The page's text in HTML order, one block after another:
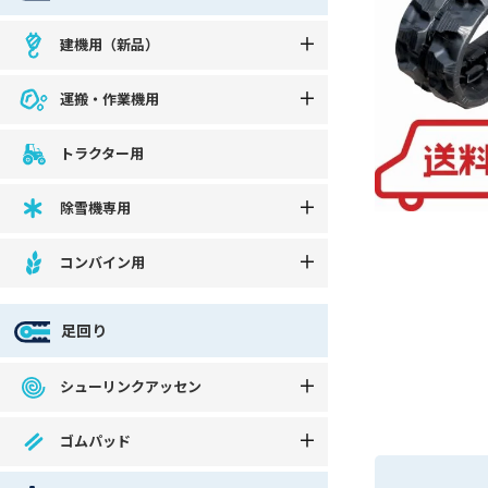
建機用（新品）
運搬・作業機用
トラクター用
除雪機専用
コンバイン用
足回り
シューリンクアッセン
ゴムパッド